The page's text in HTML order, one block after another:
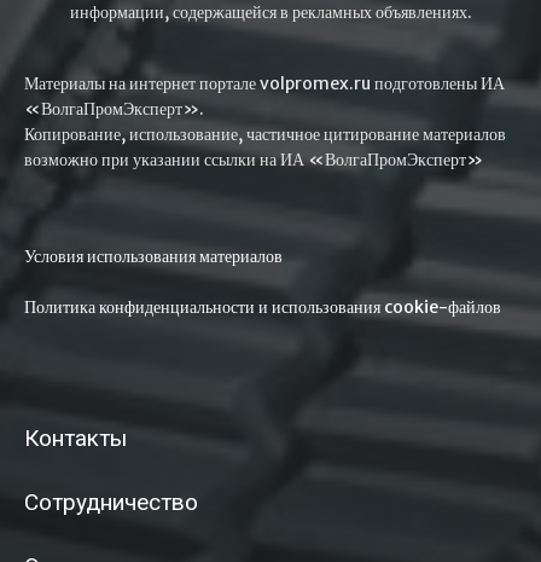
информации, содержащейся в рекламных объявлениях.
Материалы на интернет портале volpromex.ru подготовлены ИА
«ВолгаПромЭксперт».
Копирование, использование, частичное цитирование материалов
возможно при указании ссылки на ИА «ВолгаПромЭксперт»
Условия использования материалов
Политика конфиденциальности и использования cookie-файлов
Контакты
Сотрудничество